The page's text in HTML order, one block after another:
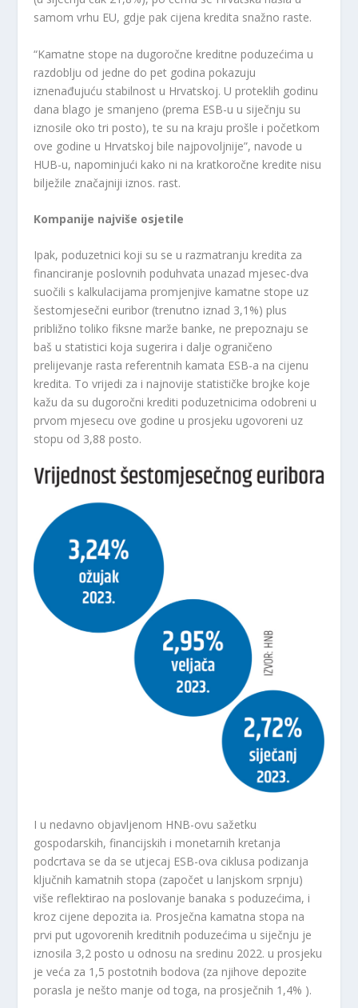
samom vrhu EU, gdje pak cijena kredita snažno raste.
“Kamatne stope na dugoročne kreditne poduzećima u
razdoblju od jedne do pet godina pokazuju
iznenađujuću stabilnost u Hrvatskoj. U proteklih godinu
dana blago je smanjeno (prema ESB-u u siječnju su
iznosile oko tri posto), te su na kraju prošle i početkom
ove godine u Hrvatskoj bile najpovoljnije”, navode u
HUB-u, napominjući kako ni na kratkoročne kredite nisu
bilježile značajniji iznos. rast.
Kompanije najviše osjetile
Ipak, poduzetnici koji su se u razmatranju kredita za
financiranje poslovnih poduhvata unazad mjesec-dva
suočili s kalkulacijama promjenjive kamatne stope uz
šestomjesečni euribor (trenutno iznad 3,1%) plus
približno toliko fiksne marže banke, ne prepoznaju se
baš u statistici koja sugerira i dalje ograničeno
prelijevanje rasta referentnih kamata ESB-a na cijenu
kredita. To vrijedi za i najnovije statističke brojke koje
kažu da su dugoročni krediti poduzetnicima odobreni u
prvom mjesecu ove godine u prosjeku ugovoreni uz
stopu od 3,88 posto.
I u nedavno objavljenom HNB-ovu sažetku
gospodarskih, financijskih i monetarnih kretanja
podcrtava se da se utjecaj ESB-ova ciklusa podizanja
ključnih kamatnih stopa (započet u lanjskom srpnju)
više reflektirao na poslovanje banaka s poduzećima, i
kroz cijene depozita ia. Prosječna kamatna stopa na
prvi put ugovorenih kreditnih poduzećima u siječnju je
iznosila 3,2 posto u odnosu na sredinu 2022. u prosjeku
je veća za 1,5 postotnih bodova (za njihove depozite
porasla je nešto manje od toga, na prosječnih 1,4% ).